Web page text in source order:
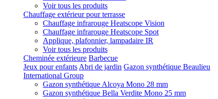
Voir tous les produits
Chauffage extérieur pour terrasse
Chauffage infrarouge Heatscope Vision
Chauffage infrarouge Heatscope Spot
Applique, plafonnier, lampadaire IR
Voir tous les produits
Cheminée extérieure Barbecue
Jeux pour enfants Abri de jardin Gazon synthétique Beaulieu
International Group
Gazon synthétique Alcoya Mono 28 mm
Gazon synthétique Bella Verdite Mono 25 mm